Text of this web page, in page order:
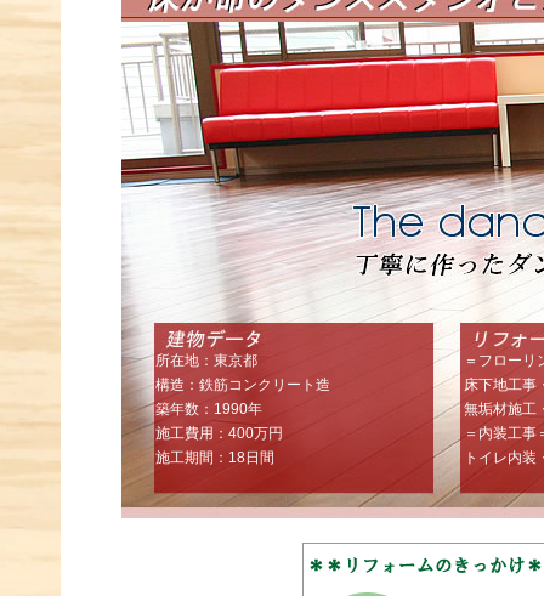
所在地：東京都
＝フローリ
構造：鉄筋コンクリート造
床下地工事
築年数：1990年
無垢材施工
施工費用：400万円
＝内装工事
施工期間：18日間
トイレ内装